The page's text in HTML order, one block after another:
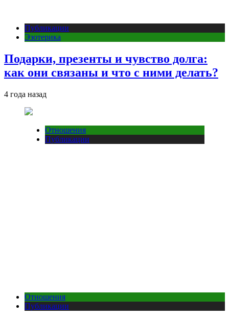
Публикации
Эзотерика
Подарки, презенты и чувство долга:
как они связаны и что с ними делать?
4 года назад
Отношения
Публикации
Отношения
Публикации